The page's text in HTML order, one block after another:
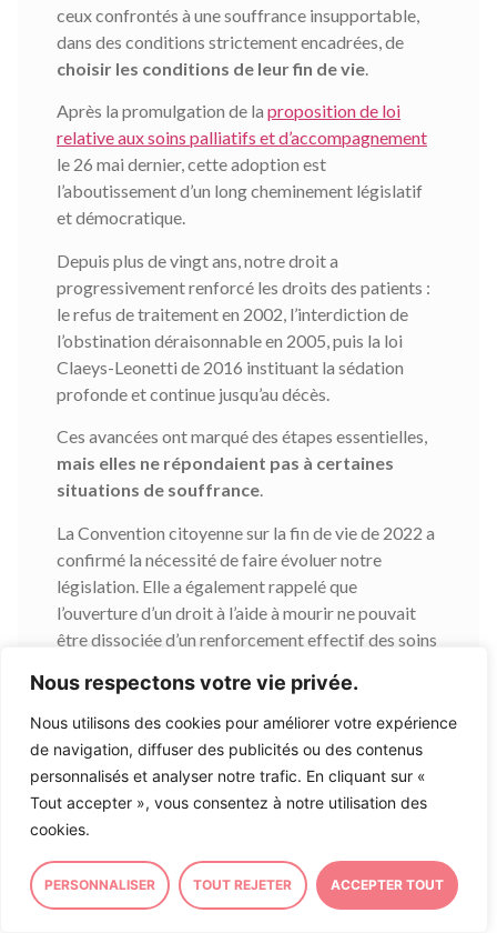
Nous respectons votre vie privée.
Nous utilisons des cookies pour améliorer votre expérience
de navigation, diffuser des publicités ou des contenus
personnalisés et analyser notre trafic. En cliquant sur «
Tout accepter », vous consentez à notre utilisation des
cookies.
PERSONNALISER TOUT REJETER ACCEPTER TOUT
ceux confrontés à une souffrance insupportable,
dans des conditions strictement encadrées, de
choisir les conditions de leur fin de vie.
Après la promulgation de la proposition de loi
relative aux soins palliatifs et d’accompagnement
le 26 mai dernier, cette adoption est
l’aboutissement d’un long cheminement législatif
et démocratique.
Depuis plus de vingt ans, notre droit a
progressivement renforcé les droits des patients :
le refus de traitement en 2002, l’interdiction de
l’obstination déraisonnable en 2005, puis la loi
Claeys-Leonetti de 2016 instituant la sédation
profonde et continue jusqu’au décès.
Ces avancées ont marqué des étapes essentielles,
mais elles ne répondaient pas à certaines
situations de souffrance.
La Convention citoyenne sur la fin de vie de 2022 a
confirmé la nécessité de faire évoluer notre
législation. Elle a également rappelé que
l’ouverture d’un droit à l’aide à mourir ne pouvait
être dissociée d’un renforcement effectif des soins
l’ensemble du territoire. C’est cette double
exigence qui a guidé les travaux du Parlement
depuis maintenant quatre ans.
Au cœur du débat public, un premier projet de loi
regroupait alors le développement des soins
palliatifs et l’aide à mourir. Soutenu par une
majorité des parlementaires,la dissolution de
l’Assemblée nationale en 2024 suspend sa